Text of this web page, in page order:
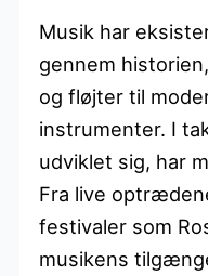
Musik har
gennem
og fløjter til
instrumenter. I
udviklet sig, har
Fra live
festivaler som
musikens